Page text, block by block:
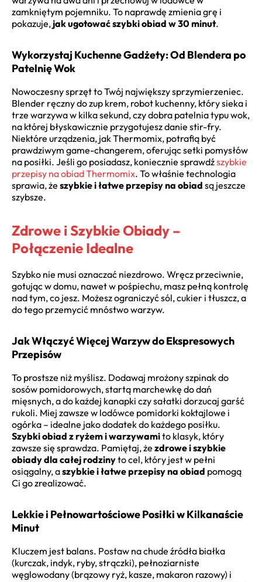
zamkniętym pojemniku. To naprawdę zmienia grę i
pokazuje, jak ugotować szybki obiad w 30 minut.
Wykorzystaj Kuchenne Gadżety: Od Blendera po
Patelnię Wok
Nowoczesny sprzęt to Twój największy sprzymierzeniec.
Blender ręczny do zup krem, robot kuchenny, który sieka i
trze warzywa w kilka sekund, czy dobra patelnia typu wok,
na której błyskawicznie przygotujesz danie stir-fry.
Niektóre urządzenia, jak Thermomix, potrafią być
prawdziwym game-changerem, oferując setki pomysłów
na posiłki. Jeśli go posiadasz, koniecznie sprawdźszybkie
przepisy na obiad Thermomix. To właśnie technologia
sprawia, że szybkie i łatwe przepisy na obiad są jeszcze
szybsze.
Zdrowe i Szybkie Obiady –
Połączenie Idealne
Szybko nie musi oznaczać niezdrowo. Wręcz przeciwnie,
gotując w domu, nawet w pośpiechu, masz pełną kontrolę
nad tym, co jesz. Możesz ograniczyć sól, cukier i tłuszcz, a
do tego przemycić mnóstwo warzyw.
Jak Włączyć Więcej Warzyw do Ekspresowych
Przepisów
To prostsze niż myślisz. Dodawaj mrożony szpinak do
sosów pomidorowych, startą marchewkę do dań
mięsnych, a do każdej kanapki czy sałatki dorzucaj garść
rukoli. Miej zawsze w lodówce pomidorki koktajlowe i
ogórka – idealne jako dodatek do każdego posiłku.
Szybki obiad z ryżem i warzywamito klasyk, który
zawsze się sprawdza. Pamiętaj, że zdrowe i szybkie
obiady dla całej rodzinyto cel, który jest w pełni
osiągalny, aszybkie i łatwe przepisy na obiad pomogą
Ci go zrealizować.
Lekkie i Pełnowartościowe Posiłki w Kilkanaście
Minut
Kluczem jest balans. Postaw na chude źródła białka
(kurczak, indyk, ryby, strączki), pełnoziarniste
węglowodany (brązowy ryż, kasze, makaron razowy) i